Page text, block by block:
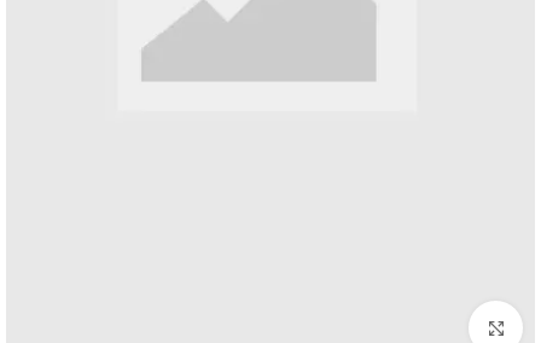
برای بزرگنمایی کلیک کنید